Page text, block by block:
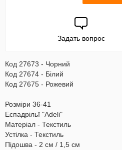
Задать вопрос
Код 27673 - Чорний
Код 27674 - Білий
Код 27675 - Рожевий
Розміри 36-41
Еспадрільї "Adeli"
Матеріал - Текстиль
Устілка - Текстиль
Підошва - 2 см / 1,5 см